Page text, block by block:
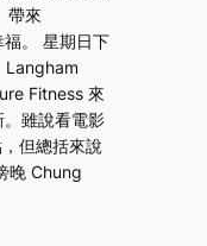
帶來
。 星期日下
Langham
Fitness 來
雖說看電影
但總括來說
晚 Chung